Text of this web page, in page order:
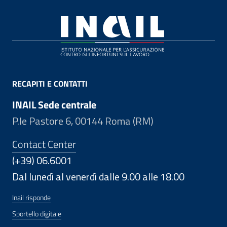
RECAPITI E CONTATTI
INAIL Sede centrale
P.le Pastore 6, 00144 Roma (RM)
Contact Center
(+39) 06.6001
Dal lunedì al venerdì dalle 9.00 alle 18.00
Inail risponde
Sportello digitale